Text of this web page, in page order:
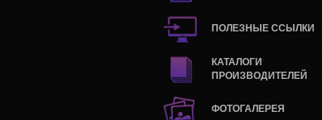
ПОЛЕЗНЫЕ ССЫЛКИ
КАТАЛОГИ
ПРОИЗВОДИТЕЛЕЙ
ФОТОГАЛЕРЕЯ